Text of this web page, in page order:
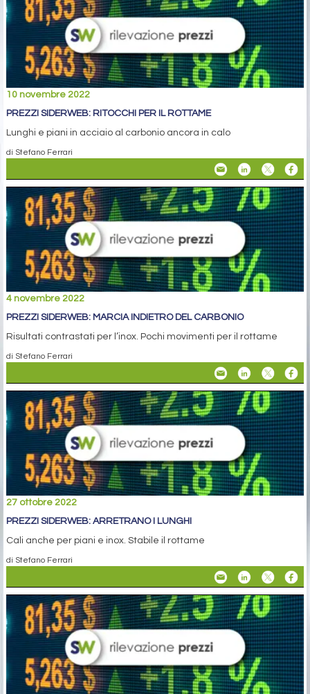
10 novembre 2022
PREZZI SIDERWEB: RITOCCHI PER IL ROTTAME
Lunghi e piani in acciaio al carbonio ancora in calo
di Stefano Ferrari
4 novembre 2022
PREZZI SIDERWEB: MARCIA INDIETRO DEL CARBONIO
Risultati contrastati per l’inox. Pochi movimenti per il rottame
di Stefano Ferrari
27 ottobre 2022
PREZZI SIDERWEB: ARRETRANO I LUNGHI
Cali anche per piani e inox. Stabile il rottame
di Stefano Ferrari